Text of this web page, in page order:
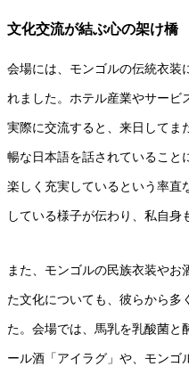
文化交流が結ぶ心の架け橋
会場には、モンゴルの伝統衣装
れました。ホテル産業やサービ
実際に交流すると、来日してま
暢な日本語を話されていること
楽しく充実しているという率直
している様子が伝わり、私自身
また、モンゴルの民族衣装やお
た文化についても、彼らから多
た。会場では、馬乳を乳酸菌と
ール酒「アイラグ」や、モンゴ